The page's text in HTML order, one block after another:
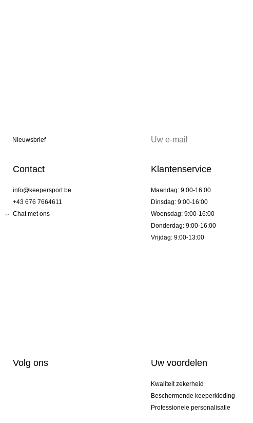
Nieuwsbrief
Contact
info@keepersport.be
+43 676 7664611
Chat met ons
Klantenservice
Maandag: 9:00-16:00
Dinsdag: 9:00-16:00
Woensdag: 9:00-16:00
Donderdag: 9:00-16:00
Vrijdag: 9:00-13:00
Volg ons Uw voordelen
Kwaliteit zekerheid
Beschermende keeperkleding
Professionele personalisatie